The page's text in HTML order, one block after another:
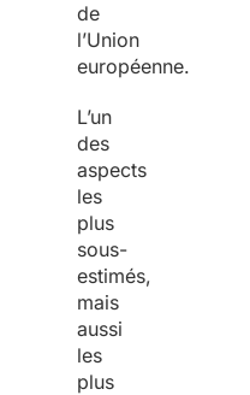
de
l’Union
européenne.
L’un
des
aspects
les
plus
sous-
estimés,
mais
aussi
les
plus